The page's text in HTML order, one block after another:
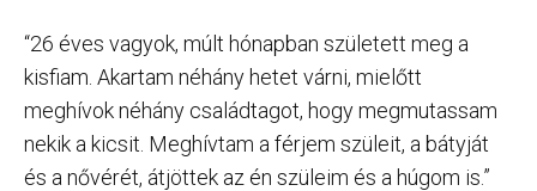
“26 éves vagyok, múlt hónapban született meg a
kisfiam. Akartam néhány hetet várni, mielőtt
meghívok néhány családtagot, hogy megmutassam
nekik a kicsit. Meghívtam a férjem szüleit, a bátyját
és a nővérét, átjöttek az én szüleim és a húgom is.”